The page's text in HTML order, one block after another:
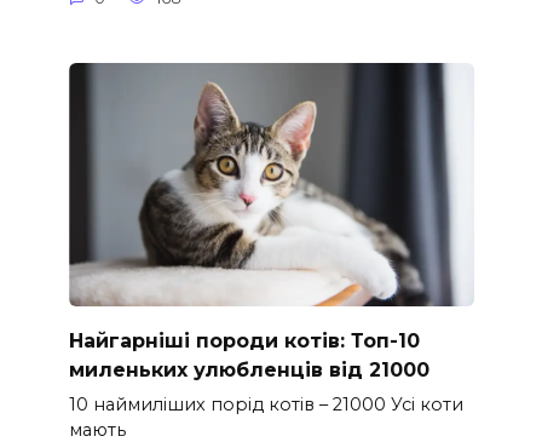
Найгарніші породи котів: Топ-10
миленьких улюбленців від 21000
10 наймиліших порід котів – 21000 Усі коти
мають